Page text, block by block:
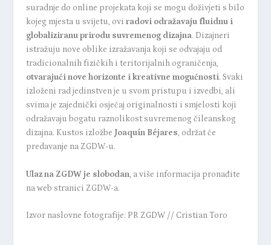
suradnje do online projekata koji se mogu doživjeti s bilo
kojeg mjesta u svijetu, ovi radovi odražavaju fluidnu i
globaliziranu prirodu suvremenog dizajna. Dizajneri
istražuju nove oblike izražavanja koji se odvajaju od
tradicionalnih fizičkih i teritorijalnih ograničenja,
otvarajući nove horizonte i kreativne mogućnosti. Svaki
izloženi rad jedinstven je u svom pristupu i izvedbi, ali
svima je zajednički osjećaj originalnosti i smjelosti koji
odražavaju bogatu raznolikost suvremenog čileanskog
dizajna. Kustos izložbe Joaquín Béjares, održat će
predavanje na ZGDW-u.
Ulaz na ZGDW je slobodan, a više informacija pronađite
naweb stranici ZGDW-a.
Izvor naslovne fotografije: PR ZGDW // Cristian Toro